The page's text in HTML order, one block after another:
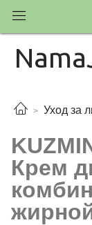
Уход за
Крем